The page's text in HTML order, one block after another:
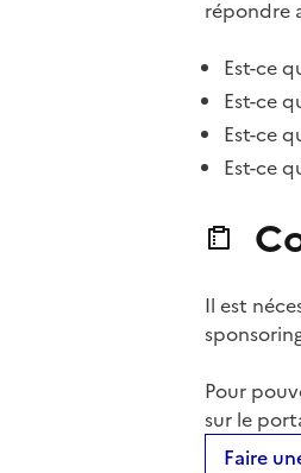
répondre
Est-ce
Est-ce
Est-ce
Est-ce
Il est
Pour
sur le
Faire